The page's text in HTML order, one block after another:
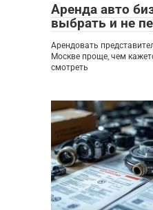
Аренда авто
выбрать и не
Арендовать
Москве проще, чем
смотреть